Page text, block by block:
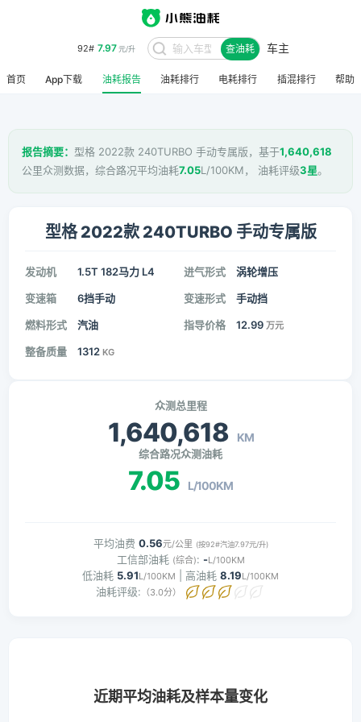
查油耗 车主
首页 App下载 油耗报告 油耗排行 电耗排行 插混排行 帮助
报告摘要： 型格 2022款 240TURBO 手动专属版，基于1,640,618
公里众测数据，综合路况平均油耗7.05L/100KM， 油耗评级3星。
型格 2022款 240TURBO 手动专属版
发动机 1.5T 182马力 L4 进气形式 涡轮增压
变速箱 6挡手动 变速形式 手动挡
燃料形式 汽油 指导价格 12.99 万元
整备质量 1312 KG
众测总里程
1,640,618 KM
综合路况众测油耗
7.05 L/100KM
平均油费 0.56元/公里 (按92#汽油7.97元/升)
工信部油耗 (综合): -L/100KM
低油耗 5.91L/100KM | 高油耗 8.19L/100KM
油耗评级: （3.0分）